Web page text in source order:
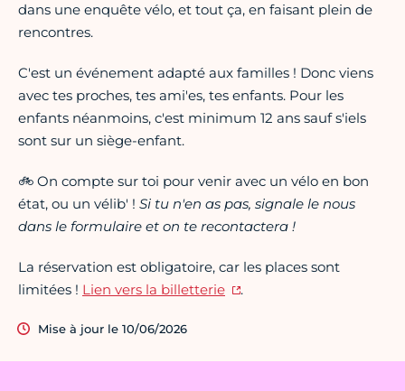
dans une enquête vélo, et tout ça, en faisant plein de
rencontres.
C'est un événement adapté aux familles ! Donc viens
avec tes proches, tes ami'es, tes enfants. Pour les
enfants néanmoins, c'est minimum 12 ans sauf s'iels
sont sur un siège-enfant.
🚲 On compte sur toi pour venir avec un vélo en bon
état, ou un vélib' ! Si tu n'en as pas, signale le nous
dans le formulaire et on te recontactera !
La réservation est obligatoire, car les places sont
limitées ! Lien vers la billetterie .
Mise à jour le 10/06/2026